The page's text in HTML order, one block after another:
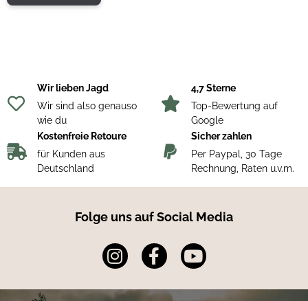
• Logo-Print
• Logo-Etikett am Saum
Material & Verarbeitung:
• Verarbeitung: Hautfreundlich, atmungsaktiv und langlebig
Wir lieben Jagd
Wir sind also genauso
wie du
4,7 Sterne
Top-Bewertung auf
Google
Kostenfreie Retoure
für Kunden aus
Deutschland
Sicher zahlen
Per Paypal, 30 Tage
Rechnung, Raten u.v.m.
Folge uns auf Social Media